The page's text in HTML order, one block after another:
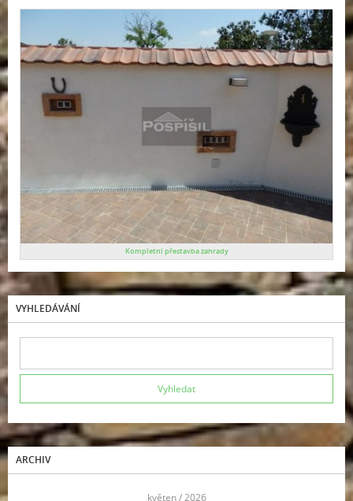
Kompletní přestavba zahrady
VYHLEDÁVÁNÍ
ARCHIV
květen / 2026